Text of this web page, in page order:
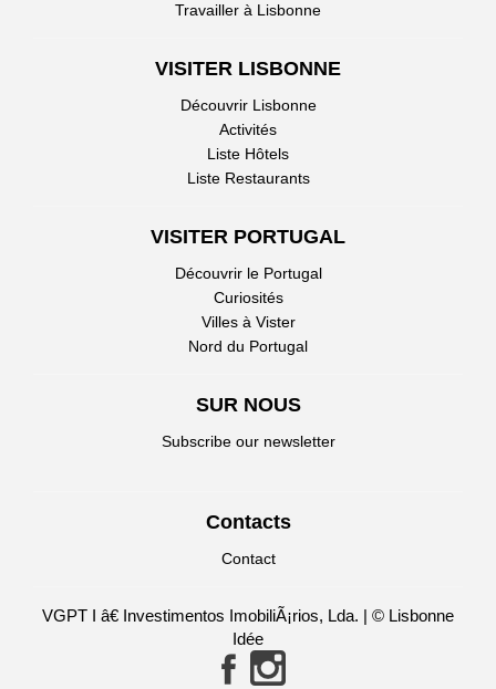
Travailler à Lisbonne
VISITER LISBONNE
Découvrir Lisbonne
Activités
Liste Hôtels
Liste Restaurants
VISITER PORTUGAL
Découvrir le Portugal
Curiosités
Villes à Vister
Nord du Portugal
SUR NOUS
Subscribe our newsletter
Contacts
Contact
VGPT I â€ Investimentos ImobiliÃ¡rios, Lda. | © Lisbonne
Idée